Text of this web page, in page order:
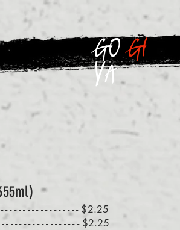
GOGI
ya
- - - - - - - - - - - - - - - - - $2.25
- - - - - - - - - - - - - - - - $2.25